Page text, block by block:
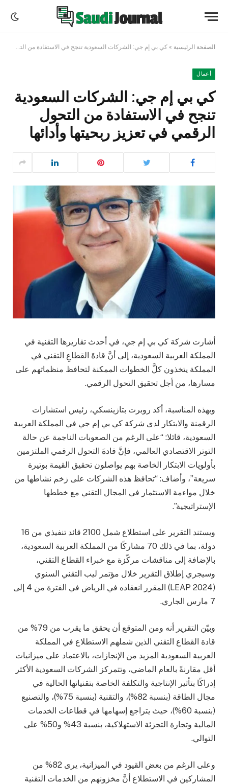
الصفحة الرئيسية » كي بي إم جي: الشركات السعودية تنجح في الاستفادة من التحول الرقمي في تعزيز ربحيتها وأدائها
أعمال
كي بي إم جي: الشركات السعودية
تنجح في الاستفادة من التحول
الرقمي في تعزيز ربحيتها وأدائها
أشارت شركة كي بي إم جي، في أحدث تقاريرها التقنية في
المملكة العربية السعودية، إلى أنَّ قادةَ القطاعِ التقني في
المملكة يتخذون كلَّ الخطوات الممكنة لتحافظ منظماتهم على
مسارها، من أجل تحقيق التحول الرقمي.
وبهذه المناسبة، أكد روبرت بتازينسكي، رئيس استشارات
الرقمنة والابتكار لدى شركة كي بي إم جي في المملكة العربية
السعودية، قائلا: “على الرغم من الصعوبات الناجمة عن حالة
التوتر الاقتصادي العالمي، فإنَّ قادةَ التحول الرقمي الملتزمين
بأولويات الابتكار الخاصة بهم يواصلون تحقيق القيمة بوتيرة
سريعة”، وأضاف: “تحافظ هذه الشركات على زخم نشاطها من
خلال مواءمة الاستثمار في المجال التقني مع خططها
الإستراتيجية”.
ويستند التقرير على استطلاع شمل 2100 قائد تنفيذي من 16
دولة، بما في ذلك 70 مشاركًا من المملكة العربية السعودية،
بالإضافة إلى مناقشات مركّزة مع خبراء القطاع التقني،
وسيجري إطلاق التقرير خلال مؤتمر ليب التقني السنوي
(LEAP 2024) المقرر انعقاده في الرياض في الفترة من 4 إلى
7 مارس الجاري.
وبيّن التقرير أنه ومن المتوقع أن يحقق ما يقرب من 79% من
قادة القطاع التقني الذين شملهم الاستطلاع في المملكة
العربية السعودية المزيد من الإنجازات، بالاعتماد على ميزانيات
أقل مقارنةً بالعام الماضي، وتتمركز الشركات السعودية الأكثر
إدراكًا بتأثير الإنتاجية والتكلفة الخاصة بتقنياتها الحالية في
مجال الطاقة (بنسبة 82%)، والتقنية (بنسبة 75%)، والتصنيع
(بنسبة 60%)، حيث يتراجع إسهامها في قطاعات الخدمات
المالية وتجارة التجزئة الاستهلاكية، بنسبة 43% و50% على
التوالي.
وعلى الرغم من بعض القيود في الميزانية، يرى 82% من
المشاركين في الاستطلاع أنَّ مخزونهم من الخدمات التقنية